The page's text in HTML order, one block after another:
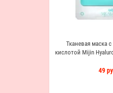
Тканевая маска
кислотой Mijin
49